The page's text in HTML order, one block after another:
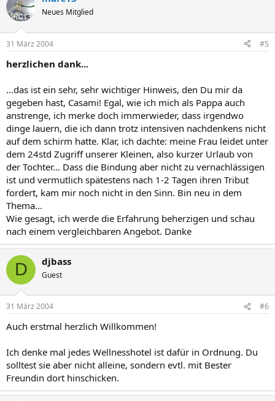
Neues Mitglied
31 März 2004 #5
herzlichen dank...
...das ist ein sehr, sehr wichtiger Hinweis, den Du mir da
gegeben hast, Casami! Egal, wie ich mich als Pappa auch
anstrenge, ich merke doch immerwieder, dass irgendwo
dinge lauern, die ich dann trotz intensiven nachdenkens nicht
auf dem schirm hatte. Klar, ich dachte: meine Frau leidet unter
dem 24std Zugriff unserer Kleinen, also kurzer Urlaub von
der Tochter... Dass die Bindung aber nicht zu vernachlässigen
ist und vermutlich spätestens nach 1-2 Tagen ihren Tribut
fordert, kam mir noch nicht in den Sinn. Bin neu in dem
Thema...
Wie gesagt, ich werde die Erfahrung beherzigen und schau
nach einem vergleichbaren Angebot. Danke
D djbass
Guest
31 März 2004 #6
Auch erstmal herzlich Willkommen!
Ich denke mal jedes Wellnesshotel ist dafür in Ordnung. Du
solltest sie aber nicht alleine, sondern evtl. mit Bester
Freundin dort hinschicken.